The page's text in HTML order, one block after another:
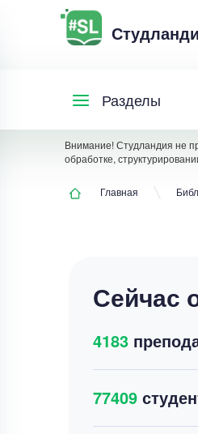
Разделы
Внимание! Студландия не
обработке,
Главная
Сейчас
4183
77409